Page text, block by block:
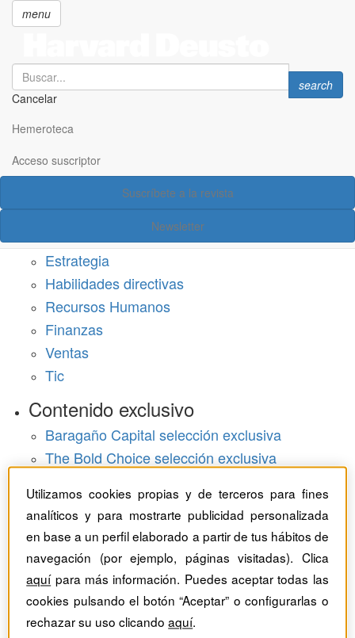
principal
menu
Search
Cancelar
Search
search
Hemeroteca
Acceso suscriptor
Suscríbete a la revista
Newsletter
Acceso suscriptor
Estrategia
Habilidades directivas
Recursos Humanos
Finanzas
Ventas
Tic
Contenido exclusivo
Baragaño Capital selección exclusiva
The Bold Choice selección exclusiva
Hemeroteca
Monográficos
Dossieres
Revistas del mes
Utilizamos cookies propias y de terceros para fines
analíticos y para mostrarte publicidad personalizada
en base a un perfil elaborado a partir de tus hábitos de
navegación (por ejemplo, páginas visitadas). Clica
aquípara más información. Puedes aceptar todas las
cookies pulsando el botón “Aceptar” o configurarlas o
rechazar su uso clicandoaquí.